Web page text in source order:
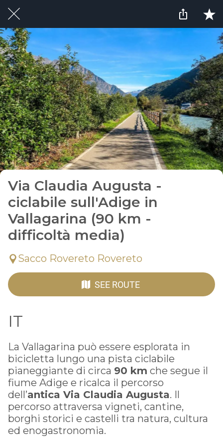
Via Claudia Augusta -
ciclabile sull'Adige in
Vallagarina (90 km -
difficoltà media)
Sacco Rovereto Rovereto
SEE ROUTE
IT
La Vallagarina può essere esplorata in
bicicletta lungo una pista ciclabile
pianeggiante di circa 90 km che segue il
fiume Adige e ricalca il percorso
dell’antica Via Claudia Augusta. Il
percorso attraversa vigneti, cantine,
borghi storici e castelli tra natura, cultura
ed enogastronomia.